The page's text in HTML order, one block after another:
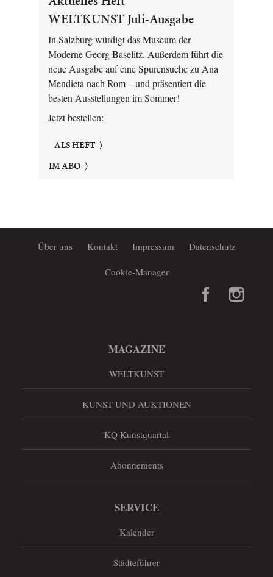
WELTKUNST Juli-Ausgabe
In Salzburg würdigt das Museum der
Moderne Georg Baselitz. Außerdem führt die
neue Ausgabe auf eine Spurensuche zu Ana
Mendieta nach Rom – und präsentiert die
besten Ausstellungen im Sommer!
Jetzt bestellen:
ALS HEFT
IM ABO
Über uns Kontakt Impressum Datenschutz
Cookie-Manager
MAGAZINE
WELTKUNST
KUNST UND AUKTIONEN
KQ Kunstquartal
Abonnements
SERVICE
Kalender
Städteführer